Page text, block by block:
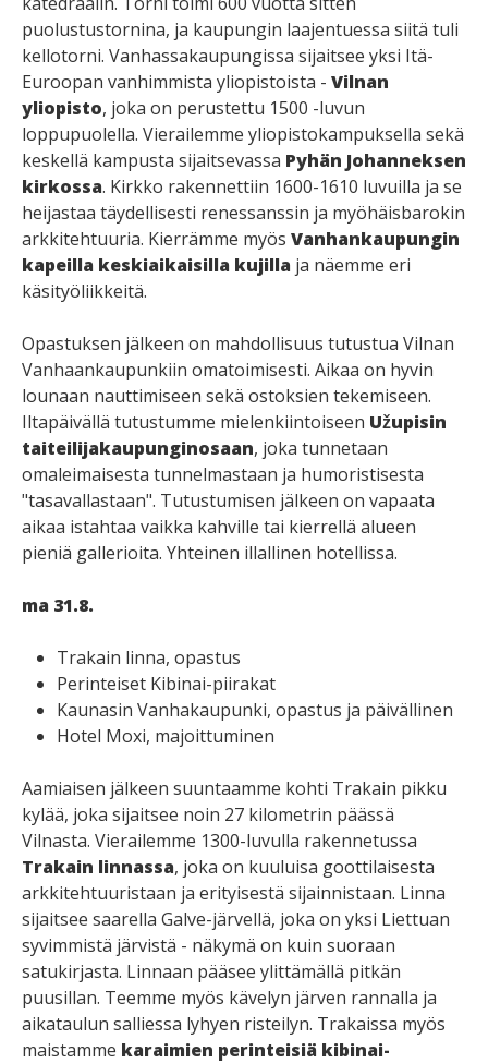
puolustustornina, ja kaupungin laajentuessa siitä tuli
kellotorni. Vanhassakaupungissa sijaitsee yksi Itä-
Euroopan vanhimmista yliopistoista - Vilnan
yliopisto, joka on perustettu 1500 -luvun
loppupuolella. Vierailemme yliopistokampuksella sekä
keskellä kampusta sijaitsevassa Pyhän Johanneksen
kirkossa. Kirkko rakennettiin 1600-1610 luvuilla ja se
heijastaa täydellisesti renessanssin ja myöhäisbarokin
arkkitehtuuria. Kierrämme myös Vanhankaupungin
kapeilla keskiaikaisilla kujilla ja näemme eri
käsityöliikkeitä.
Opastuksen jälkeen on mahdollisuus tutustua Vilnan
Vanhaankaupunkiin omatoimisesti. Aikaa on hyvin
lounaan nauttimiseen sekä ostoksien tekemiseen.
Iltapäivällä tutustumme mielenkiintoiseen Užupisin
taiteilijakaupunginosaan, joka tunnetaan
omaleimaisesta tunnelmastaan ja humoristisesta
"tasavallastaan". Tutustumisen jälkeen on vapaata
aikaa istahtaa vaikka kahville tai kierrellä alueen
pieniä gallerioita. Yhteinen illallinen hotellissa.
ma 31.8.
Trakain linna, opastus
Perinteiset Kibinai-piirakat
Kaunasin Vanhakaupunki, opastus ja päivällinen
Hotel Moxi, majoittuminen
Aamiaisen jälkeen suuntaamme kohti Trakain pikku
kylää, joka sijaitsee noin 27 kilometrin päässä
Vilnasta. Vierailemme 1300-luvulla rakennetussa
Trakain linnassa, joka on kuuluisa goottilaisesta
arkkitehtuuristaan ja erityisestä sijainnistaan. Linna
sijaitsee saarella Galve-järvellä, joka on yksi Liettuan
syvimmistä järvistä - näkymä on kuin suoraan
satukirjasta. Linnaan pääsee ylittämällä pitkän
puusillan. Teemme myös kävelyn järven rannalla ja
aikataulun salliessa lyhyen risteilyn. Trakaissa myös
maistamme karaimien perinteisiä kibinai-